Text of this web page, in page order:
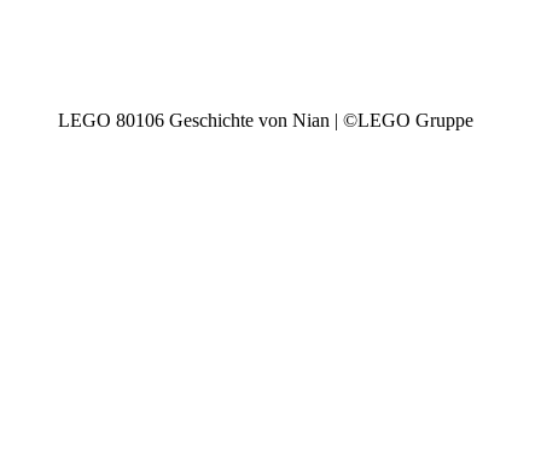
LEGO 80106 Geschichte von Nian | ©LEGO Gruppe